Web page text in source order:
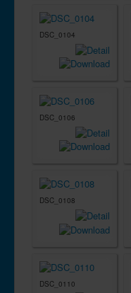
DSC_0104
DSC_0106
DSC_0108
DSC_0110